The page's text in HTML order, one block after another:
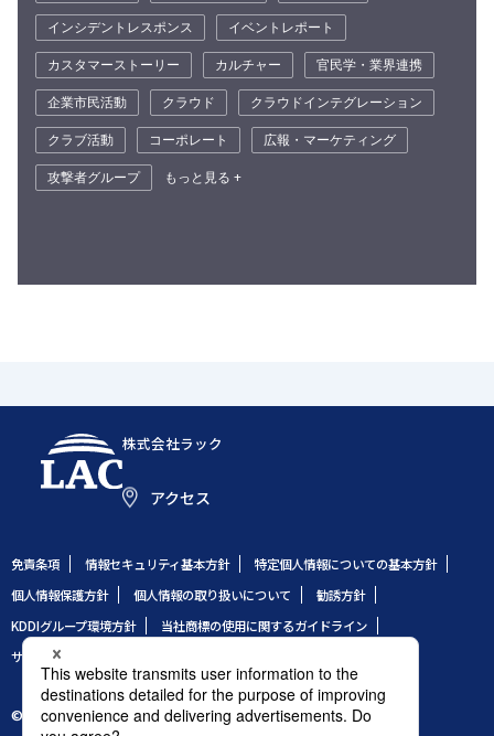
インシデントレスポンス
イベントレポート
カスタマーストーリー
カルチャー
官民学・業界連携
企業市民活動
クラウド
クラウドインテグレーション
クラブ活動
コーポレート
広報・マーケティング
攻撃者グループ
もっと見る +
株式会社ラック
アクセス
免責条項 情報セキュリティ基本方針
特定個人情報についての基本方針
個人情報保護方針
個人情報の取り扱いについて
勧誘方針
KDDIグループ環境方針
当社商標の使用に関するガイドライン
サイトのご利用条件
© 1995 LAC Co., Ltd.